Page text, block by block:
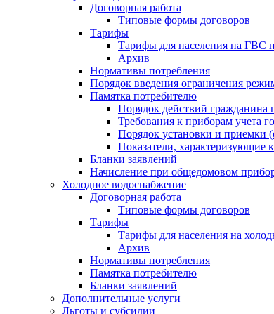
Договорная работа
Типовые формы договоров
Тарифы
Тарифы для населения на ГВС
Архив
Нормативы потребления
Порядок введения ограничения
Памятка потребителю
Порядок действий гражданина
Требования к приборам учета
Порядок установки и приемки
Показатели, характеризующие
Бланки заявлений
Начисление при общедомовом
Холодное водоснабжение
Договорная работа
Типовые формы договоров
Тарифы
Тарифы для населения на
Архив
Нормативы потребления
Памятка потребителю
Бланки заявлений
Дополнительные услуги
Льготы и субсидии